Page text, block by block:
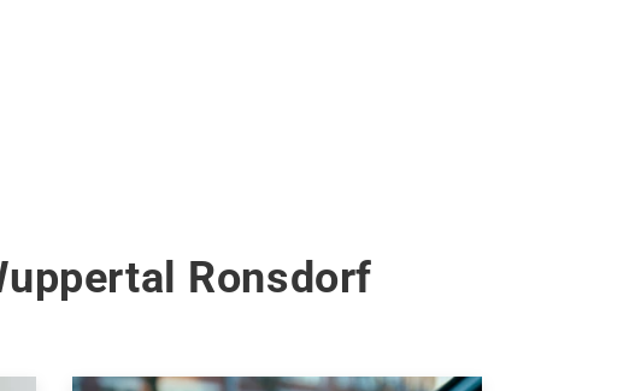
Ronsdorf